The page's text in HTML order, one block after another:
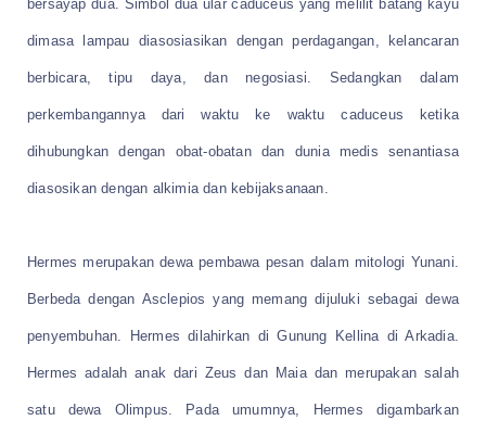
bersayap dua. Simbol dua ular caduceus yang melilit batang kayu
dimasa lampau diasosiasikan dengan perdagangan, kelancaran
berbicara, tipu daya, dan negosiasi. Sedangkan dalam
perkembangannya dari waktu ke waktu caduceus ketika
dihubungkan dengan obat-obatan dan dunia medis senantiasa
diasosikan dengan alkimia dan kebijaksanaan.
Hermes merupakan dewa pembawa pesan dalam mitologi Yunani.
Berbeda dengan Asclepios yang memang dijuluki sebagai dewa
penyembuhan. Hermes dilahirkan di Gunung Kellina di Arkadia.
Hermes adalah anak dari Zeus dan Maia dan merupakan salah
satu dewa Olimpus. Pada umumnya, Hermes digambarkan